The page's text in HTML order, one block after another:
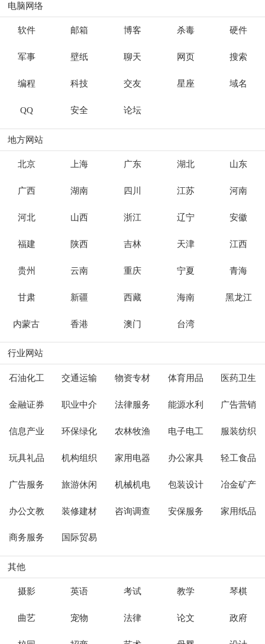
电脑网络
软件 邮箱 博客 杀毒 硬件
军事 壁纸 聊天 网页 搜索
编程 科技 交友 星座 域名
QQ 安全 论坛
地方网站
北京 上海 广东 湖北 山东
广西 湖南 四川 江苏 河南
河北 山西 浙江 辽宁 安徽
福建 陕西 吉林 天津 江西
贵州 云南 重庆 宁夏 青海
甘肃 新疆 西藏 海南 黑龙江
内蒙古 香港 澳门 台湾
行业网站
石油化工 交通运输 物资专材 体育用品 医药卫生
金融证券 职业中介 法律服务 能源水利 广告营销
信息产业 环保绿化 农林牧渔 电子电工 服装纺织
玩具礼品 机构组织 家用电器 办公家具 轻工食品
广告服务 旅游休闲 机械机电 包装设计 冶金矿产
办公文教 装修建材 咨询调查 安保服务 家用纸品
商务服务 国际贸易
其他
摄影 英语 考试 教学 琴棋
曲艺 宠物 法律 论文 政府